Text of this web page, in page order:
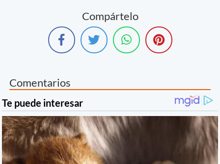
Compártelo
Comentarios